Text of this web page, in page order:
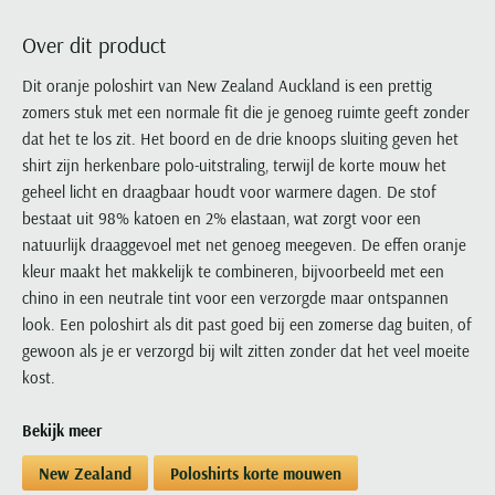
Profuomo
R2
Seidensticker
State of Art
Tommy Hilfiger
Vanguard
Xacus
Populaire kleuren
Wit overhemd heren
Polo Ralph Lauren
Portofino
Profuomo
State of Art
Superdry
Tommy Hilfiger
Vanguard
Grote maten
Grote maten poloshirts
Witte polo heren
PME Legend
Portofino
Profuomo
State of Art
Superdry
Thomas Maine
Tommy Hilfiger
Vanguard
William Lockie
Populaire materialen
Lamswollen trui
Merino wol trui
PME Legend
Polo Ralph Lauren
Portofino
Replay
Tommy Hilfiger
Tramarossa
Vanguard
Deals
2e broek voor de helft
Meyer Diego
Polo Ralph Lauren
Portofino
Reset
State of Art
Superdry
Tenson
Tommy Hilfiger
UBR
Vanguard
Wellington of Billmore
Grote maten winterjassen
Bodywarmers
Olymp
Paul & Shark
Polo Ralph Lauren
PME Legend
Profuomo
R2
State of Art
Superdry
Tenson
Tommy Hilfiger
Vanguard
Alle merken sale
Ledub
Lyle & Scott
Mac
Maerz
Magnanni
Mason's
Mc Alson
Meyer
New Zealand
North 84
Olymp
Over dit product
Dit oranje poloshirt van New Zealand Auckland is een prettig
zomers stuk met een normale fit die je genoeg ruimte geeft zonder
dat het te los zit. Het boord en de drie knoops sluiting geven het
shirt zijn herkenbare polo-uitstraling, terwijl de korte mouw het
geheel licht en draagbaar houdt voor warmere dagen. De stof
bestaat uit 98% katoen en 2% elastaan, wat zorgt voor een
natuurlijk draaggevoel met net genoeg meegeven. De effen oranje
kleur maakt het makkelijk te combineren, bijvoorbeeld met een
chino in een neutrale tint voor een verzorgde maar ontspannen
look. Een poloshirt als dit past goed bij een zomerse dag buiten, of
gewoon als je er verzorgd bij wilt zitten zonder dat het veel moeite
kost.
Bekijk meer
New Zealand
Poloshirts korte mouwen